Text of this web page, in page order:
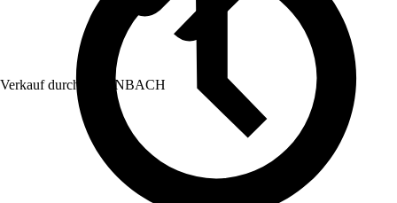
Verkauf durch: HORNBACH